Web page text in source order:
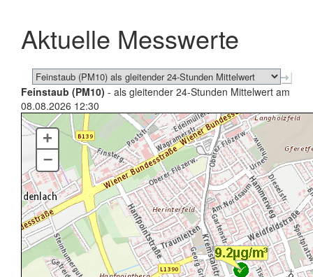
schließen
Aktuelle Messwerte
Feinstaub (PM10) - als gleitender 24-Stunden Mittelwert am
08.08.2026 12:30
+
–